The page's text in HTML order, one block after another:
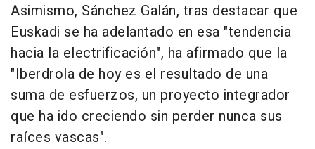
Asimismo, Sánchez Galán, tras destacar que
Euskadi se ha adelantado en esa "tendencia
hacia la electrificación", ha afirmado que la
"Iberdrola de hoy es el resultado de una
suma de esfuerzos, un proyecto integrador
que ha ido creciendo sin perder nunca sus
raíces vascas".